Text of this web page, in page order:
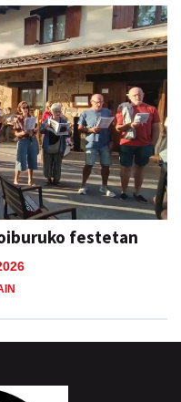
festetan